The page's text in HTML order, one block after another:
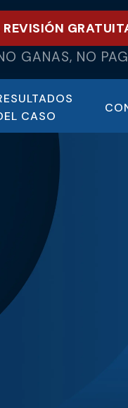
GANAS, NO
CASO